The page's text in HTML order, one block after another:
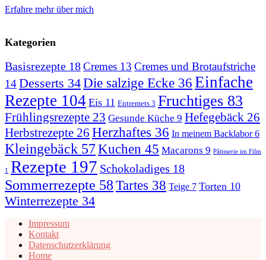
Erfahre mehr über mich
Kategorien
Basisrezepte 18Cremes 13 Cremes und Brotaufstriche
14Desserts 34Die salzige Ecke 36 Einfache
Rezepte 104 Eis 11 Entremets 3 Fruchtiges 83
Frühlingsrezepte 23 Gesunde Küche 9 Hefegebäck 26
Herbstrezepte 26 Herzhaftes 36 In meinem Backlabor6
Kleingebäck 57Kuchen 45 Macarons 9 Pâtisserie im Film
1 Rezepte 197 Schokoladiges 18
Sommerrezepte 58 Tartes 38 Teige 7 Torten 10
Winterrezepte 34
Impressum
Kontakt
Datenschutzerklärung
Home